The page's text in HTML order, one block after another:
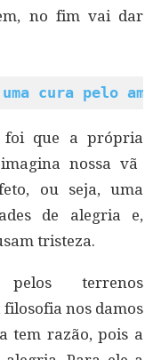
no fim vai dar
cura pelo
foi que a própria
nossa vã
ou seja, uma
de alegria e,
tristeza.
pelos terrenos
filosofia nos damos
tem razão, pois a